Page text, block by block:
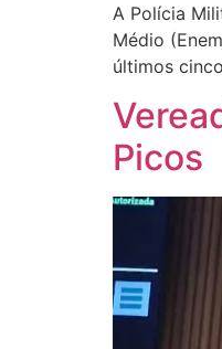
A Polícia
Médio
últimos
Picos